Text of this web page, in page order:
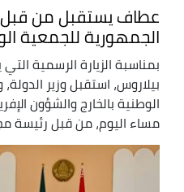
عطاف يستقبل من
الجمهورية للجمعية
بمناسبة الزيارة الرسمية
بيلاروس، استقبل وزير الدولة،
الوطنية بالخارج والشؤون
مساء اليوم، من قبل رئيسة